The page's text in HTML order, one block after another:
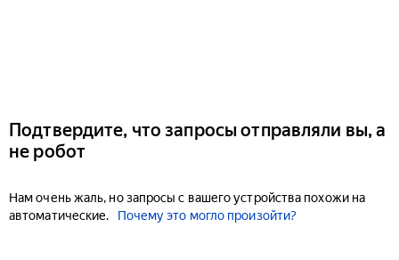
Подтвердите, что запросы отправляли вы, а
не робот
Нам очень жаль, но запросы с вашего устройства похожи на
автоматические.
Почему это могло произойти?